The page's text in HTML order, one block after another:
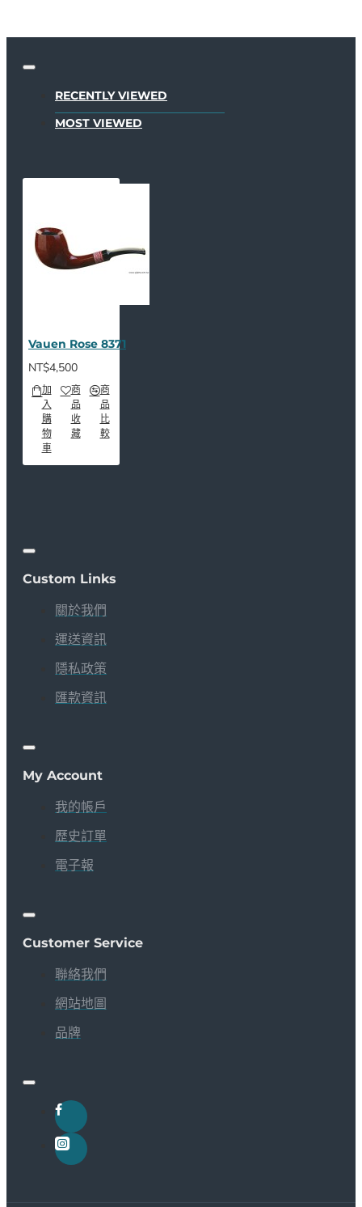
RECENTLY VIEWED
MOST VIEWED
Vauen Rose 8371
NT$4,500
加
入
購
物
車
商
品
收
藏
商
品
比
較
Custom Links
關於我們
運送資訊
隱私政策
匯款資訊
My Account
我的帳戶
歷史訂單
電子報
Customer Service
聯絡我們
網站地圖
品牌